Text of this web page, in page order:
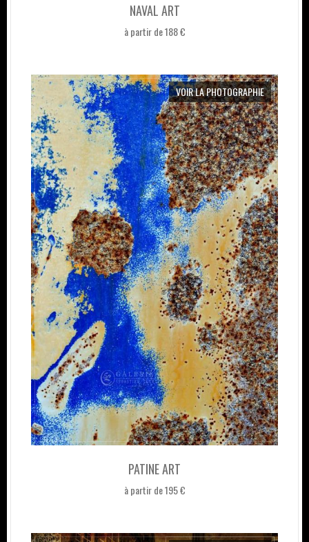
NAVAL ART
à partir de 188 €
PATINE ART
à partir de 195 €
VOIR LA PHOTOGRAPHIE